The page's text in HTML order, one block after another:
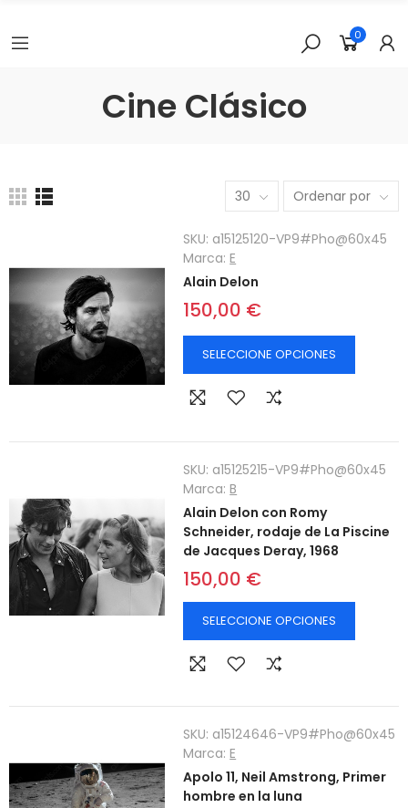
0
Cine Clásico
30 Ordenar por
SKU: a15125120-VP9#Pho@60x45
Marca:E
Alain Delon
150,00 €
SELECCIONE OPCIONES
SKU: a15125215-VP9#Pho@60x45
Marca:B
Alain Delon con Romy
Schneider, rodaje de La Piscine
de Jacques Deray, 1968
150,00 €
SELECCIONE OPCIONES
SKU: a15124646-VP9#Pho@60x45
Marca:E
Apolo 11, Neil Amstrong, Primer
hombre en la luna